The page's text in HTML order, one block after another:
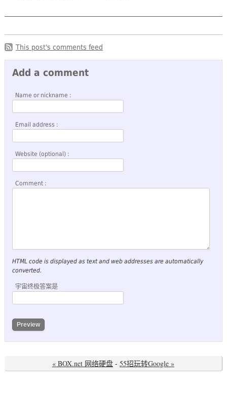
This post's comments feed
Add a comment
Name or nickname :
Email address :
Website (optional) :
Comment :
HTML code is displayed as text and web addresses are automatically
converted.
宇宙终极答案是
« BOX.net 网络硬盘 - 55招玩转Google »